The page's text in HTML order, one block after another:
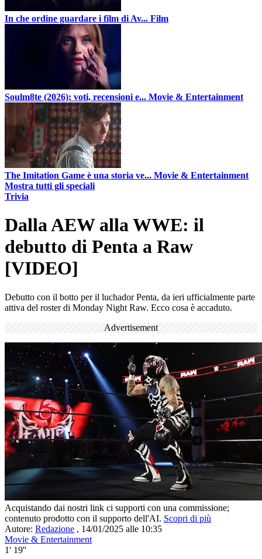
In che ordine guardare i film di Av... Film
Soulm8te (2026): voti, recensioni e... Movie & Entertainment
The Imitation Game è una storia ve... Movie & Entertainment
Mostra tutti gli speciali
Trivia
Dalla AEW alla WWE: il
debutto di Penta a Raw
[VIDEO]
Debutto con il botto per il luchador Penta, da ieri ufficialmente parte
attiva del roster di Monday Night Raw. Ecco cosa è accaduto.
Advertisement
Acquistando dai nostri link ci supporti con una commissione;
contenuto prodotto con il supporto dell'AI. Scopri di più
Autore: Redazione , 14/01/2025 alle 10:35
Movie & Entertainment
1' 19''